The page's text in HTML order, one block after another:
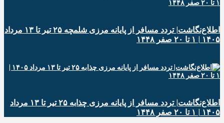
اطلاع‌نگاشت| تردد مسافر از پایانه‌ مرزی شلمچه ۲۵ تیر تا ۱۳ مرداد
۱۴۰۵ | ۱ تا ۲۰ صفر ۱۴۴۸
اطلاع‌نگاشت| تردد مسافر از پایانه‌ مرزی چذابه ۲۵ تیر تا ۱۳ مرداد
۱۴۰۵ | ۱ تا ۲۰ صفر ۱۴۴۸